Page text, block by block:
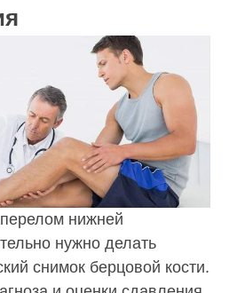
нижней
нужно делать
снимок берцовой кости.